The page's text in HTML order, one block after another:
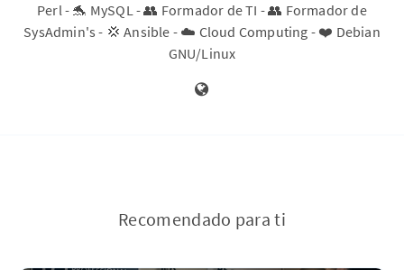
Perl - 🐬 MySQL - 👥 Formador de TI - 👥 Formador de
SysAdmin's - 💢 Ansible - ☁️ Cloud Computing - ❤️ Debian
GNU/Linux
Recomendado para ti